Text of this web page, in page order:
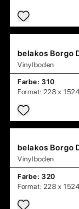
belakos Borgo
Vinylboden
Farbe: 310
Format: 228 x 1524
belakos Borgo
Vinylboden
Farbe: 320
Format: 228 x 1524